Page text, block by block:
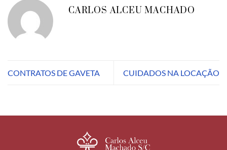
CARLOS ALCEU MACHADO
CONTRATOS DE GAVETA CUIDADOS NA LOCAÇÃO